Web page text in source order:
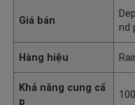
Giá bán
nd
Hàng hiệu
Khả năng cung cấ
p